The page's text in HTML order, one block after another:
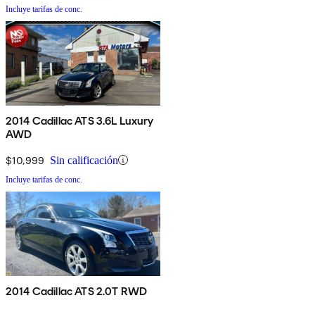
Incluye tarifas de conc.
2014 Cadillac ATS 3.6L Luxury
AWD
$10,999 Sin calificación
Incluye tarifas de conc.
2014 Cadillac ATS 2.0T RWD